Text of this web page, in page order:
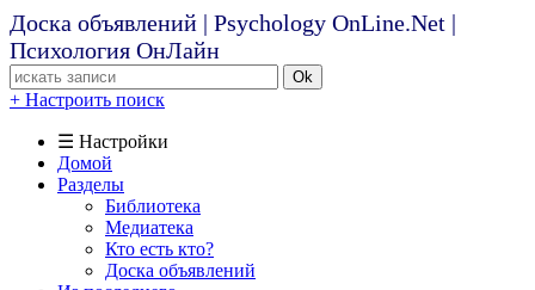
Доска объявлений | Psychology OnLine.Net |
Психология ОнЛайн
Ok
+ Настроить поиск
☰ Настройки
Домой
Разделы
Библиотека
Медиатека
Кто есть кто?
Доска объявлений